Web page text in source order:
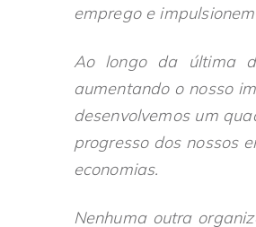
emprego e
Ao longo da última
aumentando o nosso
desenvolvemos um
progresso dos nossos
economias.
Nenhuma outra